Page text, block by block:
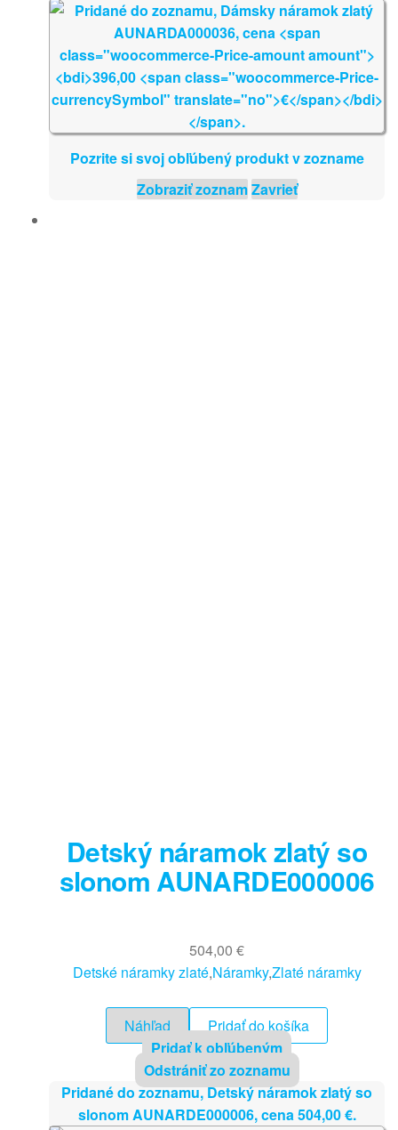
Pozrite si svoj obľúbený produkt v zozname
Zobraziť zoznamZavrieť
Detský náramok zlatý so
slonom AUNARDE000006
504,00 €
Detské náramky zlaté,Náramky,Zlaté náramky
Náhľad
Pridať do košíka
Pridať k obľúbeným
Odstrániť zo zoznamu
Pridané do zoznamu, Detský náramok zlatý so
slonom AUNARDE000006, cena504,00€.